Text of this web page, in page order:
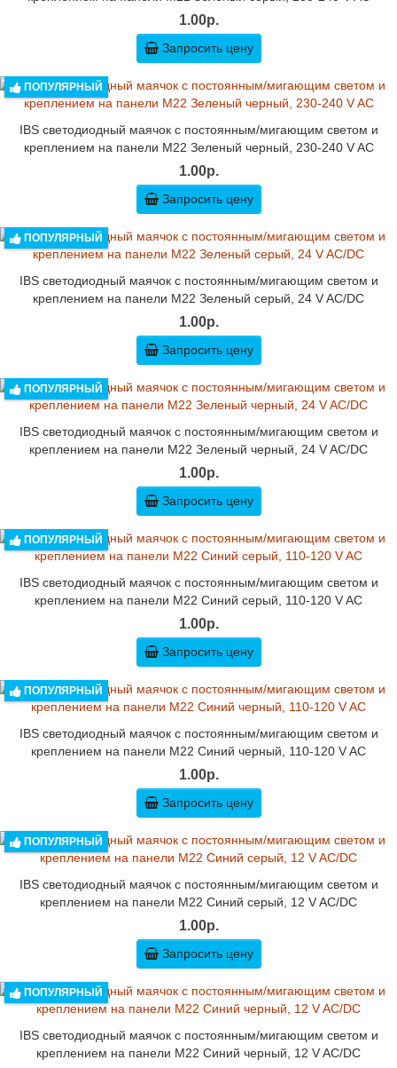
1.00р.
Запросить цену
ПОПУЛЯРНЫЙ
IBS светодиодный маячок с постоянным/мигающим светом и
креплением на панели M22 Зеленый черный, 230-240 V AC
1.00р.
Запросить цену
ПОПУЛЯРНЫЙ
IBS светодиодный маячок с постоянным/мигающим светом и
креплением на панели M22 Зеленый серый, 24 V AC/DC
1.00р.
Запросить цену
ПОПУЛЯРНЫЙ
IBS светодиодный маячок с постоянным/мигающим светом и
креплением на панели M22 Зеленый черный, 24 V AC/DC
1.00р.
Запросить цену
ПОПУЛЯРНЫЙ
IBS светодиодный маячок с постоянным/мигающим светом и
креплением на панели M22 Синий серый, 110-120 V AC
1.00р.
Запросить цену
ПОПУЛЯРНЫЙ
IBS светодиодный маячок с постоянным/мигающим светом и
креплением на панели M22 Синий черный, 110-120 V AC
1.00р.
Запросить цену
ПОПУЛЯРНЫЙ
IBS светодиодный маячок с постоянным/мигающим светом и
креплением на панели M22 Синий серый, 12 V AC/DC
1.00р.
Запросить цену
ПОПУЛЯРНЫЙ
IBS светодиодный маячок с постоянным/мигающим светом и
креплением на панели M22 Синий черный, 12 V AC/DC